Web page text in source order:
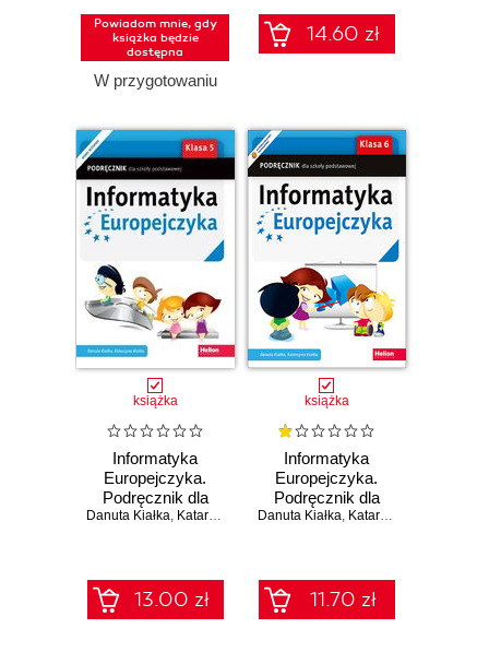
III)
Powiadom mnie, gdy
książka będzie
dostępna
W przygotowaniu
II)
14.60 zł
książka
Informatyka
Europejczyka.
Podręcznik dla
szkoły
II)
Danuta Kiałka, Katarzyna Kiałka
13.00 zł
książka
Informatyka
Europejczyka.
Podręcznik dla
szkoły
Danuta Kiałka, Katarzyna Kiałka
11.70 zł